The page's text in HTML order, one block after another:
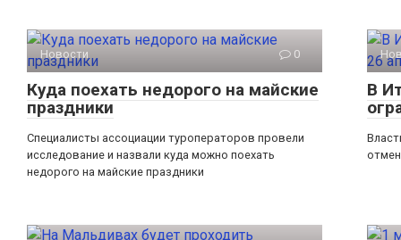
Новости 0
Куда поехать недорого на майские
праздники
Специалисты ассоциации туроператоров провели
исследование и назвали куда можно поехать
недорого на майские праздники
В